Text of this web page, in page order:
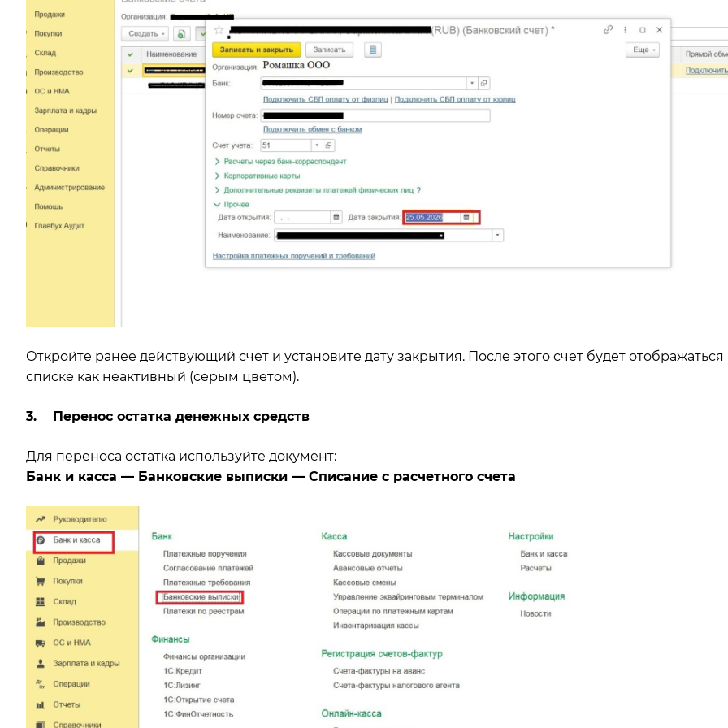
Откройте ранее действующий счет и установите дату закрытия. После этого счет будет отображаться
списке как неактивный (серым цветом).
3. Перенос остатка денежных средств
Для переноса остатка используйте документ:
Банк и касса — Банковские выписки — Списание с расчетного счета